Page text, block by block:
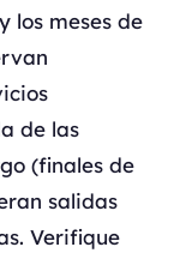
los meses de
de las
(finales de
salidas
Verifique